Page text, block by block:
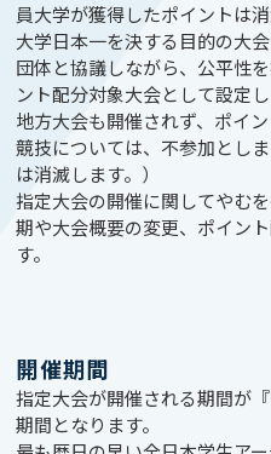
員大学が獲得したポイントは消
大学日本一を決する目的の大
団体と協議しながら、公平性
ント配分対象大会として設定し
地方大会も開催されず、ポイ
競技については、不参加とし
は消滅します。）
指定大会の開催に関してやむ
期や大会概要の変更、ポイン
す。
開催期間
指定大会が開催される期間が
期間となります。